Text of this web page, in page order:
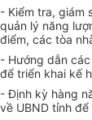
- Kiểm tra, giám
quản lý năng
điểm, các tòa
- Hướng dẫn
để triển khai kế
- Định kỳ hàng
về UBND tỉnh để